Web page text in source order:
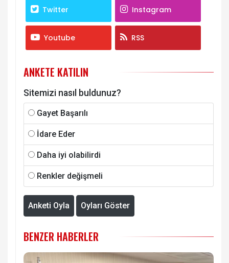
Twitter Instagram
Youtube RSS
ANKETE KATILIN
Sitemizi nasıl buldunuz?
Gayet Başarılı
İdare Eder
Daha iyi olabilirdi
Renkler değişmeli
Anketi Oyla Oyları Göster
BENZER HABERLER